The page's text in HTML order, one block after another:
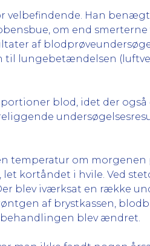
velbefindende. Han
om end
af
lungebetændelsen
portioner blod, idet der
temperatur om morgenen
kortåndet i hvile. Ved
blev iværksat en række
af brystkassen,
blev ændret.